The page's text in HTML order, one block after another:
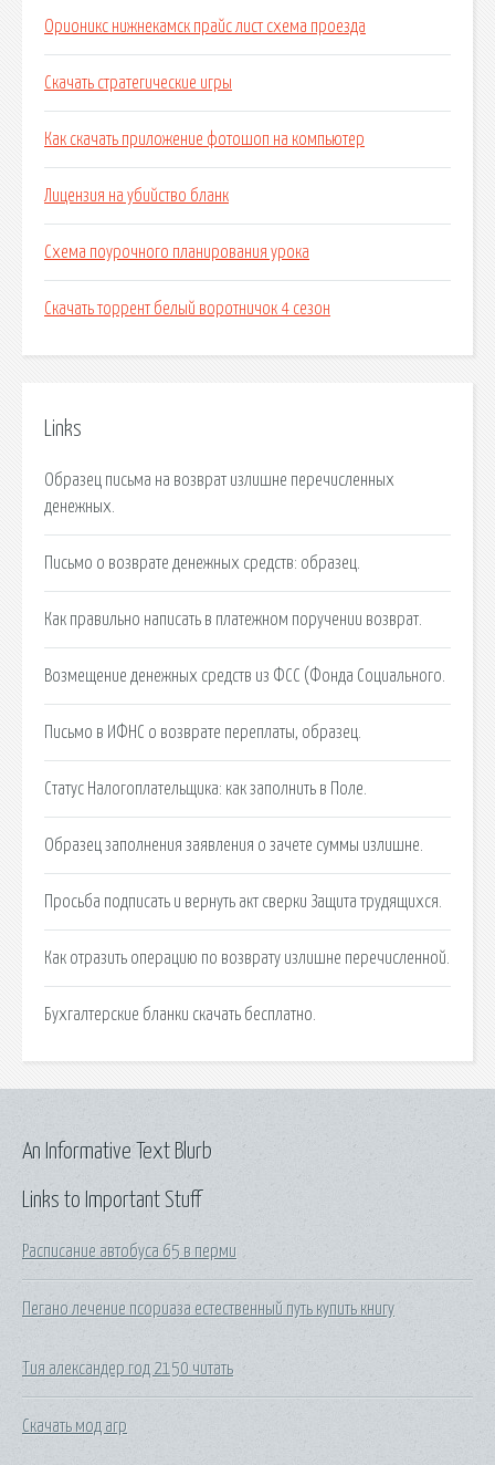
Орионикс нижнекамск прайс лист схема проезда
Скачать стратегические игры
Как скачать приложение фотошоп на компьютер
Лицензия на убийство бланк
Схема поурочного планирования урока
Скачать торрент белый воротничок 4 сезон
Links
Образец письма на возврат излишне перечисленных
денежных.
Письмо о возврате денежных средств: образец.
Как правильно написать в платежном поручении возврат.
Возмещение денежных средств из ФСС (Фонда Социального.
Письмо в ИФНС о возврате переплаты, образец.
Статус Налогоплательщика: как заполнить в Поле.
Образец заполнения заявления о зачете суммы излишне.
Просьба подписать и вернуть акт сверки Защита трудящихся.
Как отразить операцию по возврату излишне перечисленной.
Бухгалтерские бланки скачать бесплатно.
Links to Important Stuff
Расписание автобуса 65 в перми
Пегано лечение псориаза естественный путь купить книгу
Тия александер год 2150 читать
Скачать мод arp
An Informative Text Blurb